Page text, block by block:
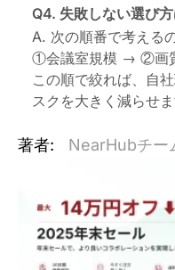
Q4. 失敗しない選び方
A. 次の順番で考える
①会議室規模 → ②
この順で絞れば、自
スクを大きく減らせま
著者: NearHubチー